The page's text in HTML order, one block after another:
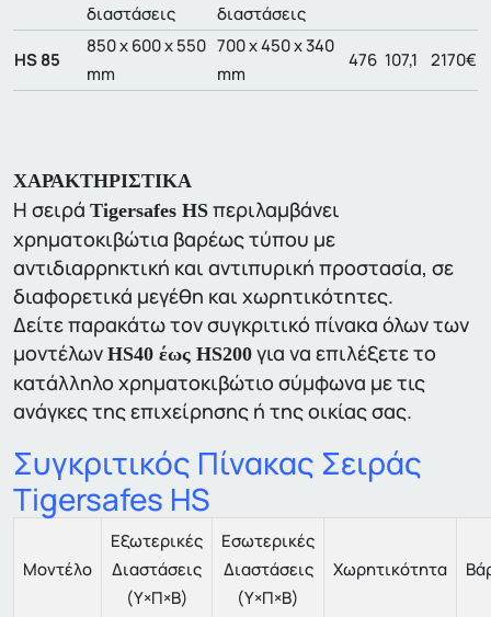
διαστάσεις
διαστάσεις
HS 85
850 x 600 x 550
mm
700 x 450 x 340
mm
476 107,1 2170€
ΧΑΡΑΚΤΗΡΙΣΤΙΚΑ
Η σειρά Tigersafes HS περιλαμβάνει
χρηματοκιβώτια βαρέως τύπου με
αντιδιαρρηκτική και αντιπυρική προστασία, σε
διαφορετικά μεγέθη και χωρητικότητες.
Δείτε παρακάτω τον συγκριτικό πίνακα όλων των
μοντέλων HS40 έως HS200 για να επιλέξετε το
κατάλληλο χρηματοκιβώτιο σύμφωνα με τις
ανάγκες της επιχείρησης ή της οικίας σας.
Συγκριτικός Πίνακας Σειράς
Tigersafes HS
Μοντέλο
Εξωτερικές
Διαστάσεις
(Υ×Π×Β)
Εσωτερικές
Διαστάσεις
(Υ×Π×Β)
Χωρητικότητα